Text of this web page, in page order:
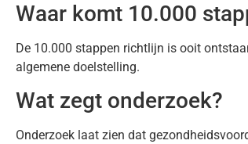
Waar komt 10.000
De 10.000 stappen richtlijn is ooit
algemene doelstelling.
Wat zegt onderzoek?
Onderzoek laat zien dat